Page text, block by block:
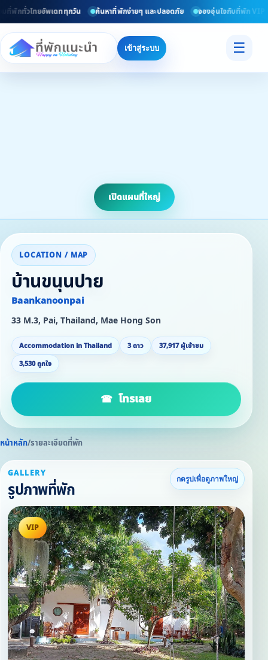
ที่พักทั่วไทยอัพเดททุกวัน ค้นหาที่พักง่ายๆ และปลอดภัย จองอุ่นใจกับที่พัก VIP ที่
เข้าสู่ระบบ ☰
เปิดแผนที่ใหญ่
LOCATION / MAP
บ้านขนุนปาย
Baankanoonpai
33 M.3, Pai, Thailand, Mae Hong Son
Accommodation in Thailand 3 ดาว
37,917 ผู้เข้าชม
3,530 ถูกใจ
โทรเลย
หน้าหลัก/รายละเอียดที่พัก
GALLERY
รูปภาพที่พัก
กดรูปเพื่อดูภาพใหญ่
VIP